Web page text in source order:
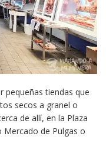
pequeñas tiendas que
secos a granel o
de allí, en la Plaza
Mercado de Pulgas o